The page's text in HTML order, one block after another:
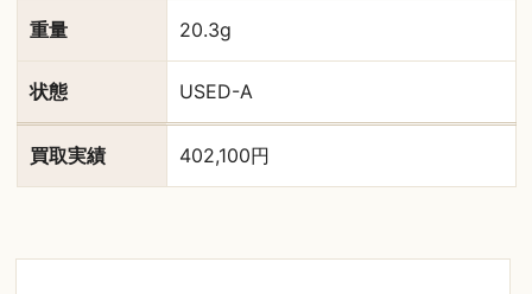
重量 20.3g
状態 USED-A
買取実績 402,100円